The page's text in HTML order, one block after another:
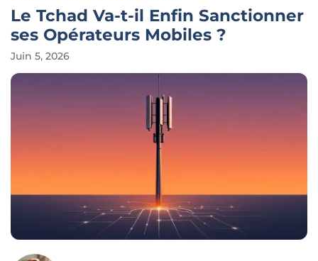
Le Tchad Va-t-il Enfin Sanctionner
ses Opérateurs Mobiles ?
Juin 5, 2026